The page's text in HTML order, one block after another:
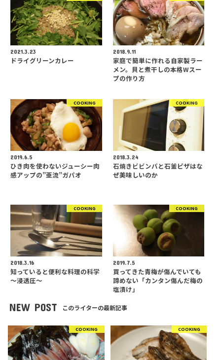
2021.3.23
ドライグリーンカレー
2018.9.11
家庭で簡単に作れる自家製ラー
メン。貝と煮干しの本格Wスー
プの作り方
COOKING
2019.6.5
ひき肉を使わないジューシー肉
感アップの”亜流”ガパオ
COOKING
2018.3.24
石焼きビビンバと石釜ピザはな
ぜ美味しいのか
COOKING
2018.3.16
知っていると便利な料理の科学
〜浸透圧〜
COOKING
2019.7.5
買ってきた青梅が傷んでいても
諦めない「カンタン傷んだ梅の
塩漬け」
NEW POST このライターの最新記事
COOKING COOKING